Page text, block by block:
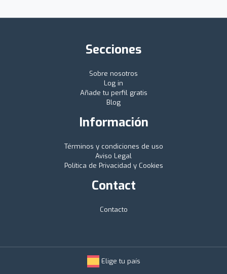
Secciones
Sobre nosotros
Log in
Añade tu perfil gratis
Blog
Información
Términos y condiciones de uso
Aviso Legal
Política de Privacidad y Cookies
Contact
Contacto
Elige tu país